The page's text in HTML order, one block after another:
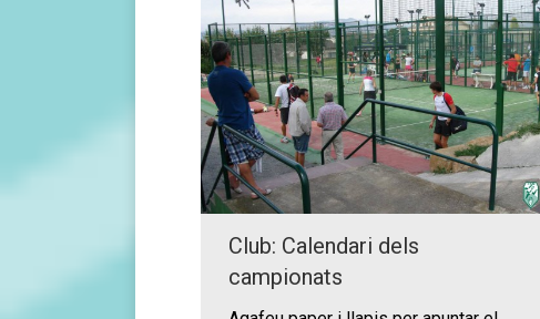
Club: Calendari dels
campionats